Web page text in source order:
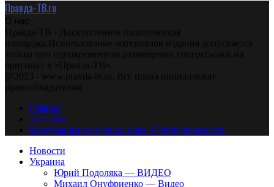
Правда-ТВ.ru
О нас
Правда-ТВ - Дискуссионно политическая
площадка.Использование материалов издания допускается
только при одновременном размещении гиперссылки на
оригинал в «Правда-ТВ»
@2023 - www.pravda-tv.ru. Все права принадлежат
правообладателям.
Главная
Авторам
Владельцам авторских прав. Ответственности.
Новости
Украина
Юрий Подоляка — ВИДЕО
Михаил Онуфриенко — Видео